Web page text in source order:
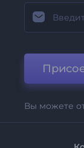
Вы можете